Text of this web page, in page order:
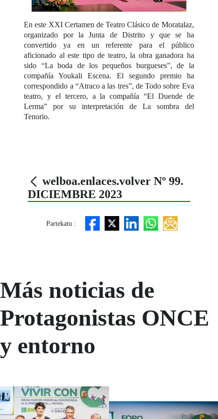
En este XXI Certamen de Teatro Clásico de Moratalaz,
organizado por la Junta de Distrito y que se ha
convertido ya en un referente para el público
aficionado al este tipo de teatro, la obra ganadora ha
sido “La boda de los pequeños burgueses”, de la
compañía Youkali Escena. El segundo premio ha
correspondido a “Atraco a las tres”, de Todo sobre Eva
teatro, y el tercero, a la compañía “El Duende de
Lerma” por su interpretación de La sombra del
Tenorio.
welboa.enlaces.volver Nº 99.
DICIEMBRE 2023
Partekatu :
Más noticias de
Protagonistas ONCE
y entorno